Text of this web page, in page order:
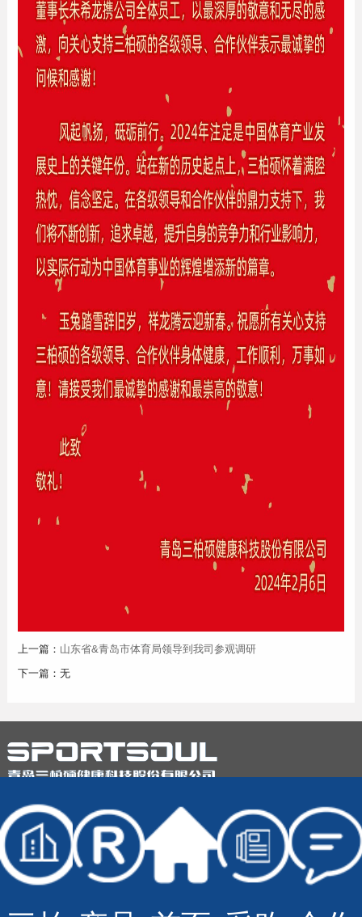
上一篇： 山东省&青岛市体育局领导到我司参观调研
下一篇：无
© Copyright Sportsoul Co.,Ltd All Rights Reserved
备案号： 鲁ICP备20028210号-2
网站地图
技术支持：青岛大有网络公司